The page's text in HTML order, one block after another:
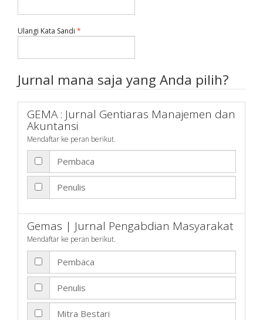
Ulangi Kata Sandi *
Jurnal mana saja yang Anda pilih?
GEMA : Jurnal Gentiaras Manajemen dan
Akuntansi
Mendaftar ke peran berikut.
Pembaca
Penulis
Gemas | Jurnal Pengabdian Masyarakat
Mendaftar ke peran berikut.
Pembaca
Penulis
Mitra Bestari